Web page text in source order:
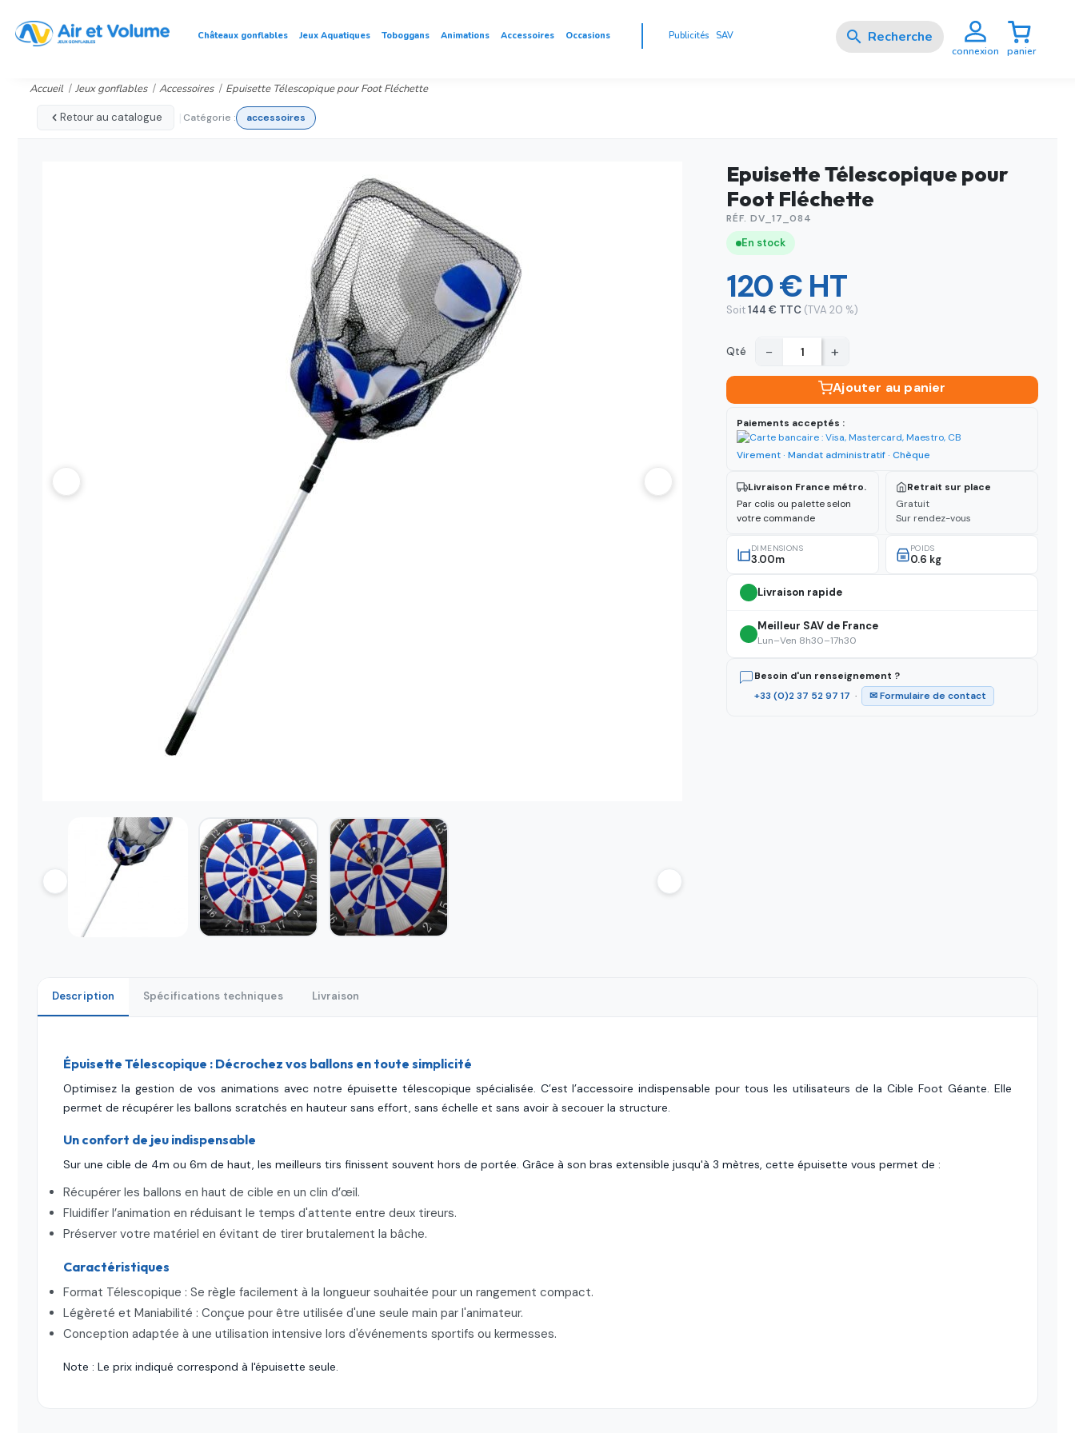
Châteaux gonflables Jeux Aquatiques Toboggans Animations Accessoires Occasions Publicités SAV 
connexion panier
Accueil Jeux gonflables Accessoires Epuisette Télescopique pour Foot Fléchette
Retour au catalogue Catégorie : accessoires
Epuisette Télescopique pour
Foot Fléchette
RÉF. DV_17_084
En stock
120 € HT
Soit144 € TTC (TVA 20 %)
Qté − +
Ajouter au panier
Paiements acceptés :
Virement · Mandat administratif · Chèque
Livraison France métro.
Par colis ou palette selon
votre commande
Retrait sur place
Gratuit
Sur rendez-vous
DIMENSIONS
3.00m
POIDS
0.6 kg
Livraison rapide
Meilleur SAV de France
Lun–Ven 8h30–17h30
Besoin d'un renseignement ?
+33 (0)2 37 52 97 17 · ✉ Formulaire de contact
Description Spécifications techniques Livraison
Épuisette Télescopique : Décrochez vos ballons en toute simplicité
Optimisez la gestion de vos animations avec notre épuisette télescopique spécialisée. C’est l’accessoire indispensable pour tous les utilisateurs de la Cible Foot Géante. Elle
permet de récupérer les ballons scratchés en hauteur sans effort, sans échelle et sans avoir à secouer la structure.
Un confort de jeu indispensable
Sur une cible de 4m ou 6m de haut, les meilleurs tirs finissent souvent hors de portée. Grâce à son bras extensible jusqu'à 3 mètres, cette épuisette vous permet de :
Récupérer les ballons en haut de cible en un clin d’œil.
Fluidifier l’animation en réduisant le temps d'attente entre deux tireurs.
Préserver votre matériel en évitant de tirer brutalement la bâche.
Caractéristiques
Format Télescopique : Se règle facilement à la longueur souhaitée pour un rangement compact.
Légèreté et Maniabilité : Conçue pour être utilisée d'une seule main par l'animateur.
Conception adaptée à une utilisation intensive lors d'événements sportifs ou kermesses.
Note : Le prix indiqué correspond à l'épuisette seule.